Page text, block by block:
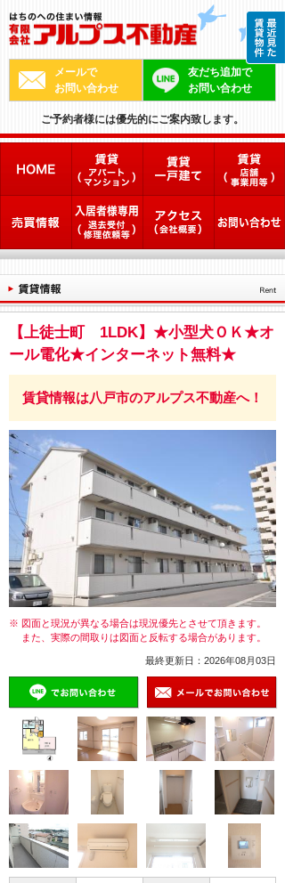
メールで
お問い合わせ
友だち追加で
お問い合わせ
ご予約者様には優先的にご案内致します。
【上徒士町 1LDK】★小型犬ＯＫ★オ
ール電化★インターネット無料★
賃貸情報は八戸市のアルプス不動産へ！
※ 図面と現況が異なる場合は現況優先とさせて頂きます。
また、実際の間取りは図面と反転する場合があります。
最終更新日：2026年08月03日